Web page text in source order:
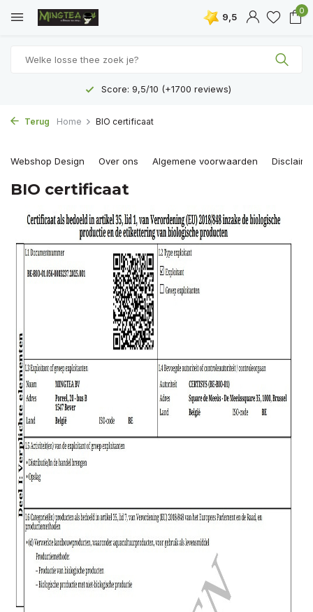
9,5
0
Score: 9,5/10 (+1700 reviews)
Terug Home BIO certificaat
Webshop Design Over ons Algemene voorwaarden
BIO certificaat